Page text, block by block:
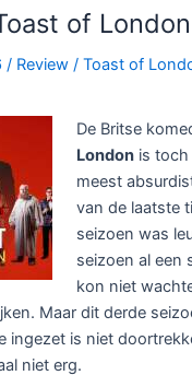
of
/ Review /Toast of
De Britse
London is toch
meest
van de laatste
seizoen was
seizoen al een
kon niet
Maar dit derde
ingezet is niet
niet erg.